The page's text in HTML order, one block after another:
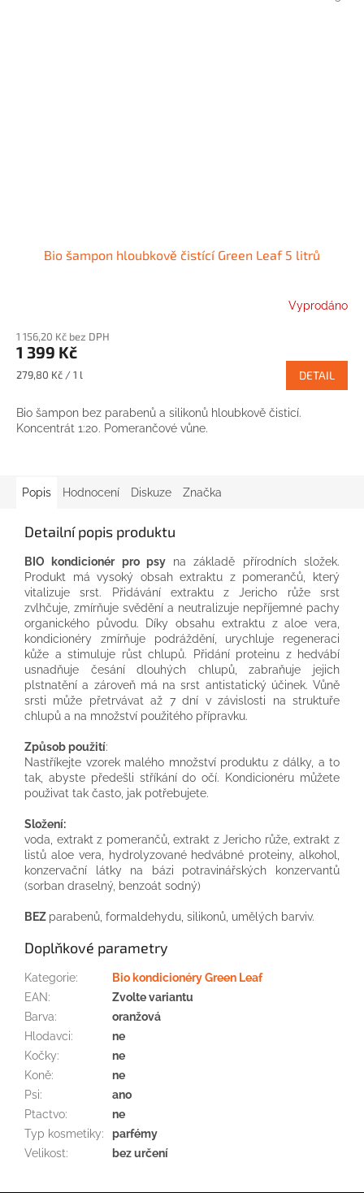
Bio šampon hloubkově čistící Green Leaf 5 litrů
Vyprodáno
1 156,20 Kč bez DPH
1 399 Kč
Měrná
279,80 Kč / 1 l DETAIL
Bio šampon bez parabenů a silikonů hloubkově čisticí.
Koncentrát 1:20. Pomerančové vůne.
Popis Hodnocení Diskuze Značka
Detailní popis produktu
BIO kondicionér pro psyna základě přírodních složek.
Produkt má vysoký obsah extraktu z pomerančů, který
vitalizuje srst. Přidávání extraktu z Jericho růže srst
zvlhčuje, zmírňuje svědění a neutralizuje nepříjemné pachy
organického původu. Díky obsahu extraktu z aloe vera,
kondicionéry zmírňuje podráždění, urychluje regeneraci
kůže a stimuluje růst chlupů. Přidání proteinu z hedvábí
usnadňuje česání dlouhých chlupů, zabraňuje jejich
plstnatění a zároveň má na srst antistatický účinek. Vůně
srsti může přetrvávat až 7 dní v závislosti na struktuře
chlupů a na množství použitého přípravku.
Způsob použití:
Nastříkejte vzorek malého množství produktu z dálky, a to
tak, abyste předešli stříkání do očí. Kondicionéru můžete
použivat tak často, jak potřebujete.
Složení:
voda, extrakt z pomerančů, extrakt z Jericho růže, extrakt z
listů aloe vera, hydrolyzované hedvábné proteiny, alkohol,
konzervační látky na bázi potravinářských konzervantů
(sorban draselný, benzoát sodný)
BEZ parabenů, formaldehydu, silikonů, umělých barviv.
Doplňkové parametry
Kategorie:
Bio kondicionéry Green Leaf
EAN:
Zvolte variantu
Barva:
oranžová
Hlodavci:
ne
Kočky:
ne
Koně:
ne
Psi:
ano
Ptactvo:
ne
Typ kosmetiky:
parfémy
Velikost: bez určení